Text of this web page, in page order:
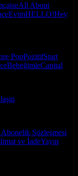
All About
EvimHELLO!Hey
PopPozitifStart
BebeğimleCapital
Abonelik Sözleşmesi
ve İadeYayın